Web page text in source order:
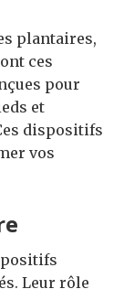
plantaires,
ces
pour
et
dispositifs
vos
Leur rôle